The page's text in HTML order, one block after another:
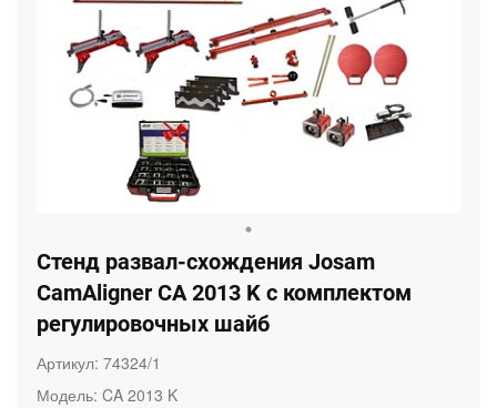
Стенд развал-схождения Josam
CamAligner CA 2013 K с комплектом
регулировочных шайб
Артикул: 74324/1
Модель: CA 2013 K